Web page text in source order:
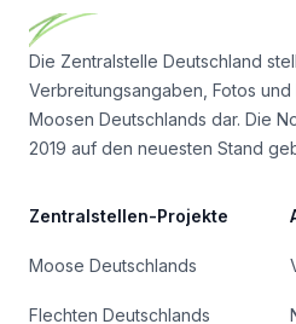
Die Zentralstelle Deutschland
Verbreitungsangaben, Fotos
Moosen Deutschlands dar. Die
2019 auf den neuesten Stand
Zentralstellen-Projekte
Moose Deutschlands
Flechten Deutschlands